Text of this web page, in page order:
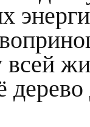
всей